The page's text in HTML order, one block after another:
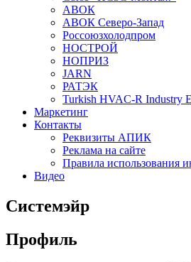
АВОК
АВОК Северо-Запад
Россоюзхолодпром
НОСТРОЙ
НОПРИЗ
JARN
РАТЭК
Turkish HVAC-R Industry
Маркетинг
Контакты
Реквизиты АПИК
Реклама на сайте
Правила использования
Видео
Системэйр
Профиль